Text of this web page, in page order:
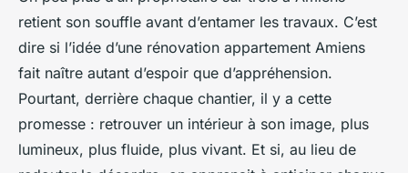
retient son souffle avant d’entamer les travaux. C’est
dire si l’idée d’une rénovation appartement Amiens
fait naître autant d’espoir que d’appréhension.
Pourtant, derrière chaque chantier, il y a cette
promesse : retrouver un intérieur à son image, plus
lumineux, plus fluide, plus vivant. Et si, au lieu de